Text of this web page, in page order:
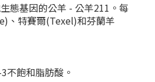
態基因的公羊 - 公羊211。 每
、特賽爾(Texel)和芬蘭羊
不飽和脂肪酸 。